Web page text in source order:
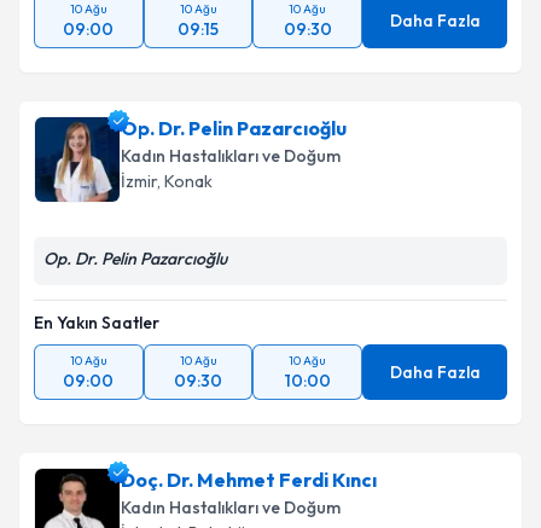
10 Ağu
09:00
10 Ağu
09:15
10 Ağu
09:30 Daha Fazla
Op. Dr. Pelin Pazarcıoğlu
Kadın Hastalıkları ve Doğum
İzmir, Konak
Op. Dr. Pelin Pazarcıoğlu
En Yakın Saatler
10 Ağu
09:00
10 Ağu
09:30
10 Ağu
10:00 Daha Fazla
Doç. Dr. Mehmet Ferdi Kıncı
Kadın Hastalıkları ve Doğum